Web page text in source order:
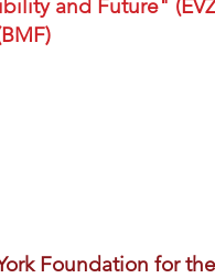
and Future"
Foundation for